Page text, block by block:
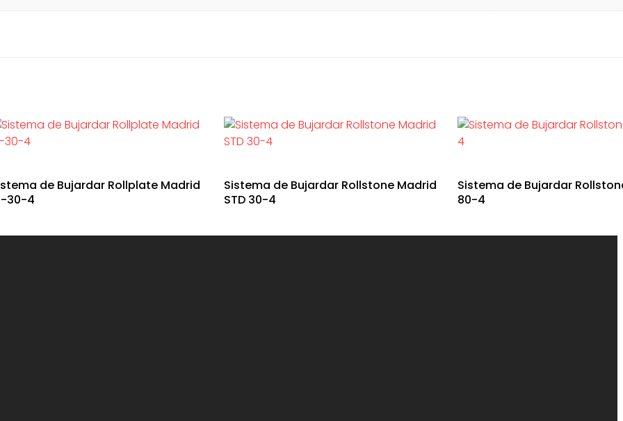
de Bujardar Rollplate Madrid
30-4
Sistema de Bujardar Rollstone Madrid
STD 30-4
Sistema de Bujardar
80-4